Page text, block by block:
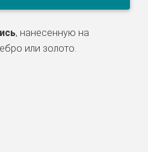
, нанесенную на
или золото.